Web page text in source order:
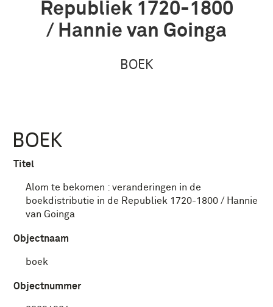
Republiek 1720-1800
/ Hannie van Goinga
BOEK
BOEK
Titel
Alom te bekomen : veranderingen in de
boekdistributie in de Republiek 1720-1800 / Hannie
van Goinga
Objectnaam
boek
Objectnummer